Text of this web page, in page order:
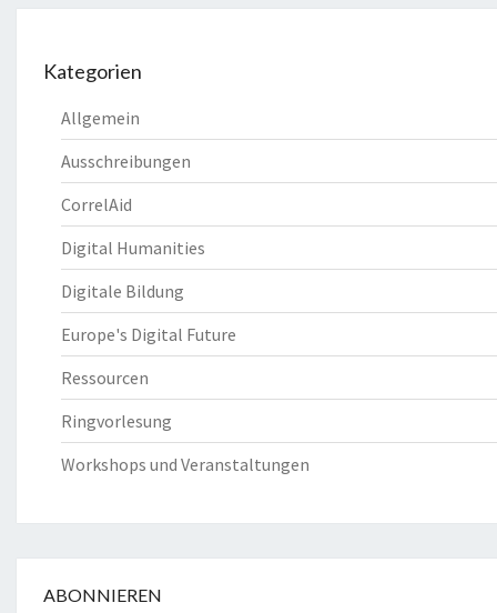
Kategorien
Allgemein
Ausschreibungen
CorrelAid
Digital Humanities
Digitale Bildung
Europe's Digital Future
Ressourcen
Ringvorlesung
Workshops und Veranstaltungen
ABONNIEREN